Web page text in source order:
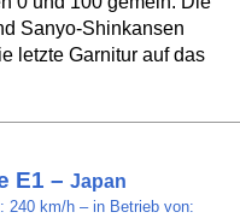
Sanyo-Shinkansen
letzte Garnitur auf das
E1 – Japan
240 km/h – in Betrieb von: